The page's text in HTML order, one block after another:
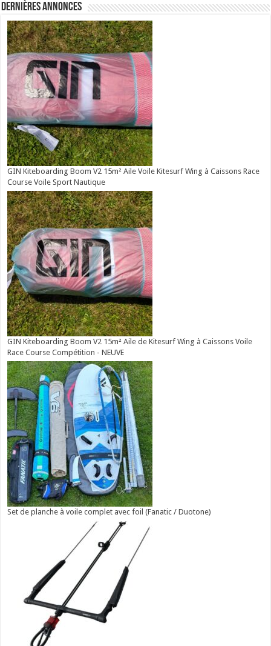
Dernières annonces
GIN Kiteboarding Boom V2 15m² Aile Voile Kitesurf Wing à Caissons Race
Course Voile Sport Nautique
GIN Kiteboarding Boom V2 15m² Aile de Kitesurf Wing à Caissons Voile
Race Course Compétition - NEUVE
Set de planche à voile complet avec foil (Fanatic / Duotone)